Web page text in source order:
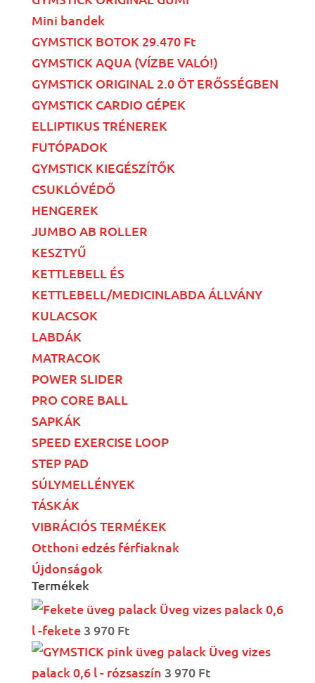
Mini bandek
GYMSTICK BOTOK 29.470 Ft
GYMSTICK AQUA (VÍZBE VALÓ!)
GYMSTICK ORIGINAL 2.0 ÖT ERŐSSÉGBEN
GYMSTICK CARDIO GÉPEK
ELLIPTIKUS TRÉNEREK
FUTÓPADOK
GYMSTICK KIEGÉSZÍTŐK
CSUKLÓVÉDŐ
HENGEREK
JUMBO AB ROLLER
KESZTYŰ
KETTLEBELL ÉS
KETTLEBELL/MEDICINLABDA ÁLLVÁNY
KULACSOK
LABDÁK
MATRACOK
POWER SLIDER
PRO CORE BALL
SAPKÁK
SPEED EXERCISE LOOP
STEP PAD
SÚLYMELLÉNYEK
TÁSKÁK
VIBRÁCIÓS TERMÉKEK
Otthoni edzés férfiaknak
Újdonságok
Termékek
Üveg vizes palack 0,6
l -fekete 3 970 Ft
Üveg vizes
palack 0,6 l - rózsaszín 3 970 Ft